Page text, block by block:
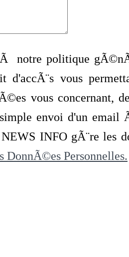
notre politique
d'accÃ¨s vous
vous concernant,
simple envoi d'un
INFO gÃ¨re les
DonnÃ©es Personnelles.